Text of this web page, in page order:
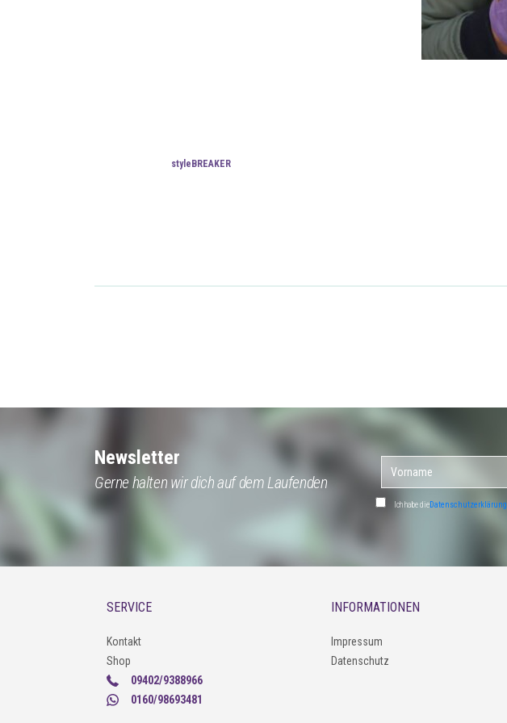
styleBREAKER
Newsletter
Gerne halten wir dich auf dem Laufenden
Ich habe dieDatenschutzerklärung
SERVICE
Kontakt
Shop
09402/9388966
0160/98693481
INFORMATIONEN
Impressum
Datenschutz